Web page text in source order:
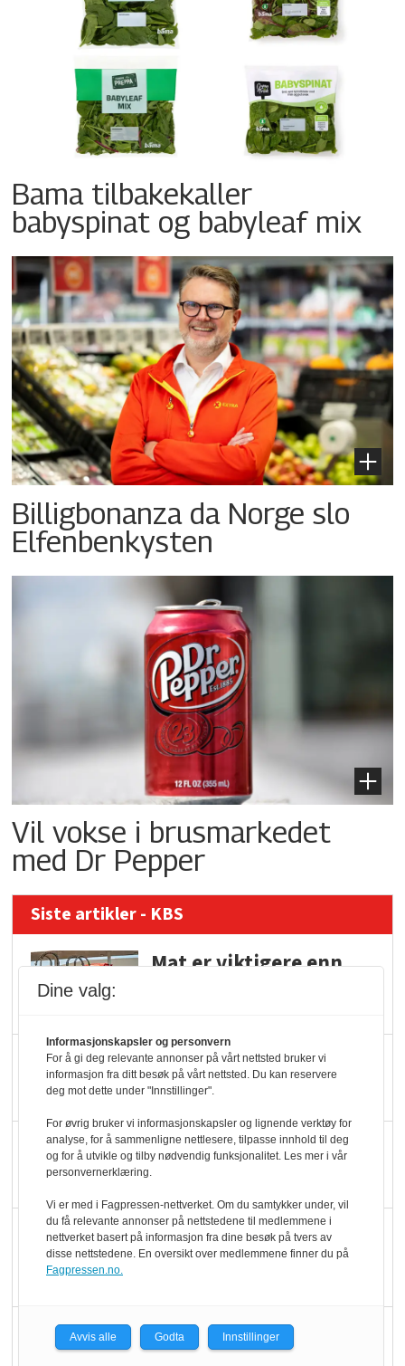
Bama tilbakekaller
babyspinat og babyleaf mix
Billigbonanza da Norge slo
Elfenbenkysten
Vil vokse i brusmarkedet
med Dr Pepper
Siste artikler - KBS
Mat er viktigere enn
Ti bensinstasjoner
legger ned hver måned
Potetball, kylling og 98
oktan
KBS-bransjen i
endring: Stadig større
Vokser med ferdigmat
i dagligvare
Dine valg:
Informasjonskapsler og personvern
For å gi deg relevante annonser på vårt nettsted bruker vi
informasjon fra ditt besøk på vårt nettsted. Du kan reservere
deg mot dette under "Innstillinger".
For øvrig bruker vi informasjonskapsler og lignende verktøy for
analyse, for å sammenligne nettlesere, tilpasse innhold til deg
og for å utvikle og tilby nødvendig funksjonalitet. Les mer i vår
personvernerklæring.
Vi er med i Fagpressen-nettverket. Om du samtykker under, vil
du få relevante annonser på nettstedene til medlemmene i
nettverket basert på informasjon fra dine besøk på tvers av
disse nettstedene. En oversikt over medlemmene finner du på
Fagpressen.no.
Avvis alle Godta Innstillinger